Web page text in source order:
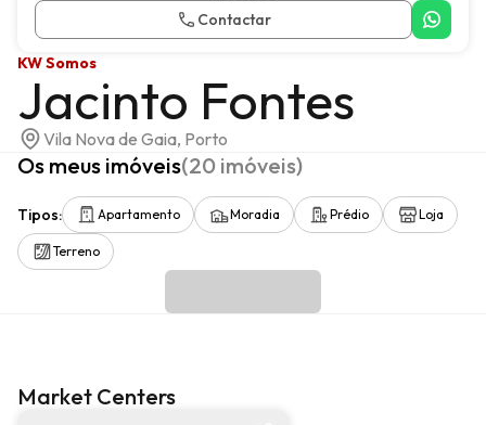
Contactar
KW Somos
Jacinto Fontes
Vila Nova de Gaia, Porto
Os meus imóveis(20 imóveis)
Tipos: Apartamento Moradia Prédio Loja
Terreno
Market Centers